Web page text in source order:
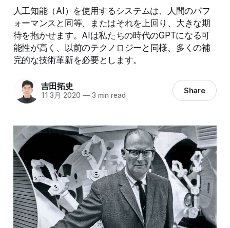
人工知能（AI）を使用するシステムは、人間のパフ
ォーマンスと同等、またはそれを上回り、大きな期
待を抱かせます。AIは私たちの時代のGPTになる可
能性が高く、以前のテクノロジーと同様、多くの補
完的な技術革新を必要とします。
吉田拓史
11 3月 2020 —3 min read Share